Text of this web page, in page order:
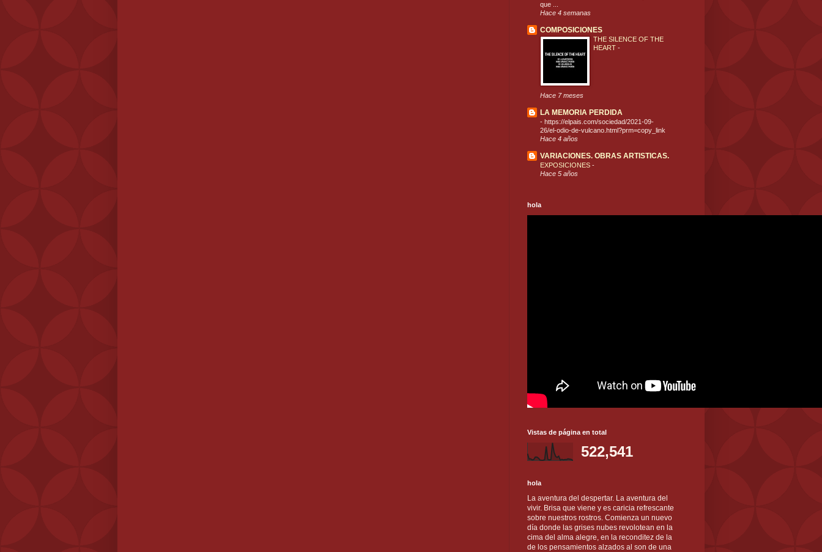
que ...
Hace 4 semanas
COMPOSICIONES
THE SILENCE OF THE
HEART -
Hace 7 meses
LA MEMORIA PERDIDA
- https://elpais.com/sociedad/2021-09-
26/el-odio-de-vulcano.html?prm=copy_link
Hace 4 años
VARIACIONES. OBRAS ARTISTICAS.
EXPOSICIONES -
Hace 5 años
hola
Vistas de página en total
522,541
hola
La aventura del despertar. La aventura del
vivir. Brisa que viene y es caricia refrescante
sobre nuestros rostros. Comienza un nuevo
día donde las grises nubes revolotean en la
cima del alma alegre, en la reconditez de la
de los pensamientos alzados al son de una